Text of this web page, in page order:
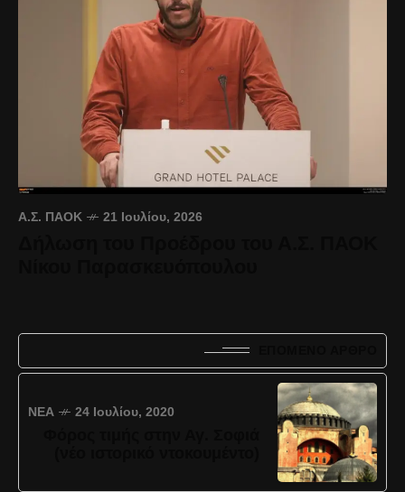
Α.Σ. ΠΑΟΚ 21 Ιουλίου, 2026
ΝΈΑ 24 Ιουλίου, 2020